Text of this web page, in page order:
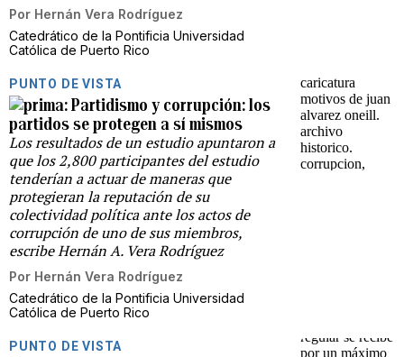
Por Hernán Vera Rodríguez
Catedrático de la Pontificia Universidad
Católica de Puerto Rico
PUNTO DE VISTA
Partidismo y corrupción: los
partidos se protegen a sí mismos
Los resultados de un estudio apuntaron a
que los 2,800 participantes del estudio
tenderían a actuar de maneras que
protegieran la reputación de su
colectividad política ante los actos de
corrupción de uno de sus miembros,
escribe Hernán A. Vera Rodríguez
Por Hernán Vera Rodríguez
Catedrático de la Pontificia Universidad
Católica de Puerto Rico
PUNTO DE VISTA